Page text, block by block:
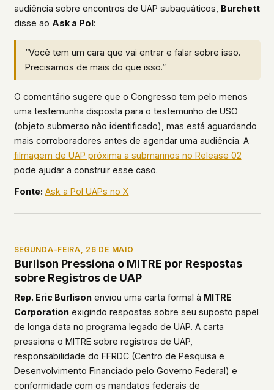
audiência sobre encontros de UAP subaquáticos, Burchett
disse ao Ask a Pol:
“Você tem um cara que vai entrar e falar sobre isso.
Precisamos de mais do que isso.”
O comentário sugere que o Congresso tem pelo menos
uma testemunha disposta para o testemunho de USO
(objeto submerso não identificado), mas está aguardando
mais corroboradores antes de agendar uma audiência. A
filmagem de UAP próxima a submarinos no Release 02
pode ajudar a construir esse caso.
Fonte: Ask a Pol UAPs no X
SEGUNDA-FEIRA, 26 DE MAIO
Burlison Pressiona o MITRE por Respostas
sobre Registros de UAP
Rep. Eric Burlisonenviou uma carta formal à MITRE
Corporationexigindo respostas sobre seu suposto papel
de longa data no programa legado de UAP. A carta
pressiona o MITRE sobre registros de UAP,
responsabilidade do FFRDC (Centro de Pesquisa e
Desenvolvimento Financiado pelo Governo Federal) e
conformidade com os mandatos federais de